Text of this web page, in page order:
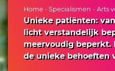
Home - Specialismen - Arts
Unieke patiënten:
licht verstandelijk
meervoudig beperkt.
de unieke behoeften